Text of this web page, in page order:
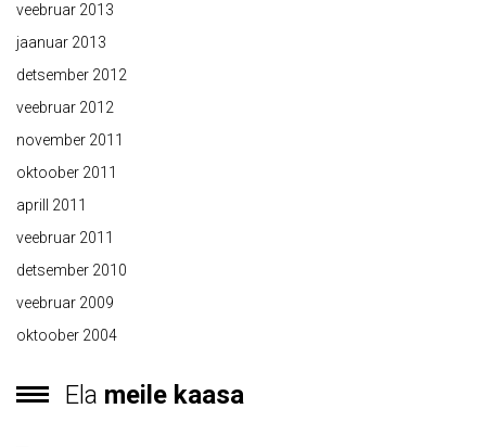
veebruar 2013
jaanuar 2013
detsember 2012
veebruar 2012
november 2011
oktoober 2011
aprill 2011
veebruar 2011
detsember 2010
veebruar 2009
oktoober 2004
Ela meile kaasa